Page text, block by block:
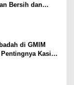
Bersih dan
di GMIM
Kasih